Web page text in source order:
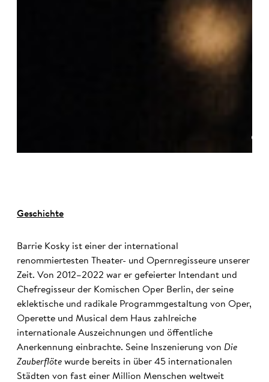
©
Geschichte
Barrie Kosky ist einer der international
renommiertesten Theater- und Opernregisseure unserer
Zeit. Von 2012–2022 war er gefeierter Intendant und
Chefregisseur der Komischen Oper Berlin, der seine
eklektische und radikale Programmgestaltung von Oper,
Operette und Musical dem Haus zahlreiche
internationale Auszeichnungen und öffentliche
Anerkennung einbrachte. Seine Inszenierung von Die
Zauberflöte wurde bereits in über 45 internationalen
Städten von fast einer Million Menschen weltweit